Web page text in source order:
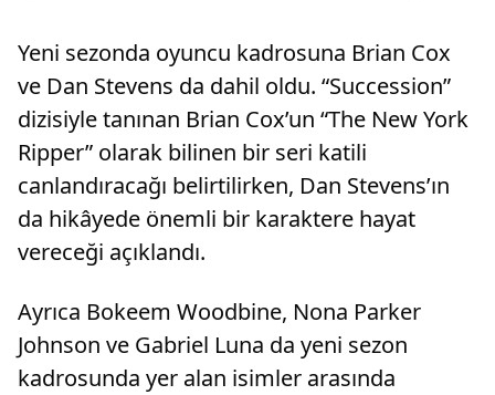
Yeni sezonda oyuncu kadrosuna Brian Cox
ve Dan Stevens da dahil oldu. “Succession”
dizisiyle tanınan Brian Cox’un “The New York
Ripper” olarak bilinen bir seri katili
canlandıracağı belirtilirken, Dan Stevens’ın
da hikâyede önemli bir karaktere hayat
vereceği açıklandı.
Ayrıca Bokeem Woodbine, Nona Parker
Johnson ve Gabriel Luna da yeni sezon
kadrosunda yer alan isimler arasında